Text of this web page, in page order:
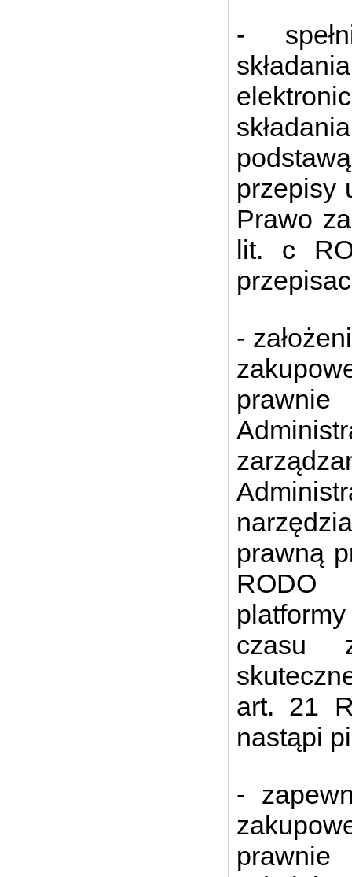
-
przepisy
Prawo
lit. c
-
prawną
RODO
czasu
art. 21
nastąpi
-